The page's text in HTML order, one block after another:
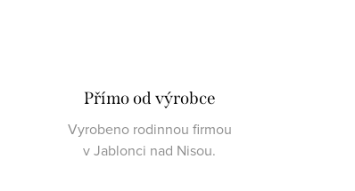
Přímo od výrobce
Vyrobeno rodinnou firmou
v Jablonci nad Nisou.